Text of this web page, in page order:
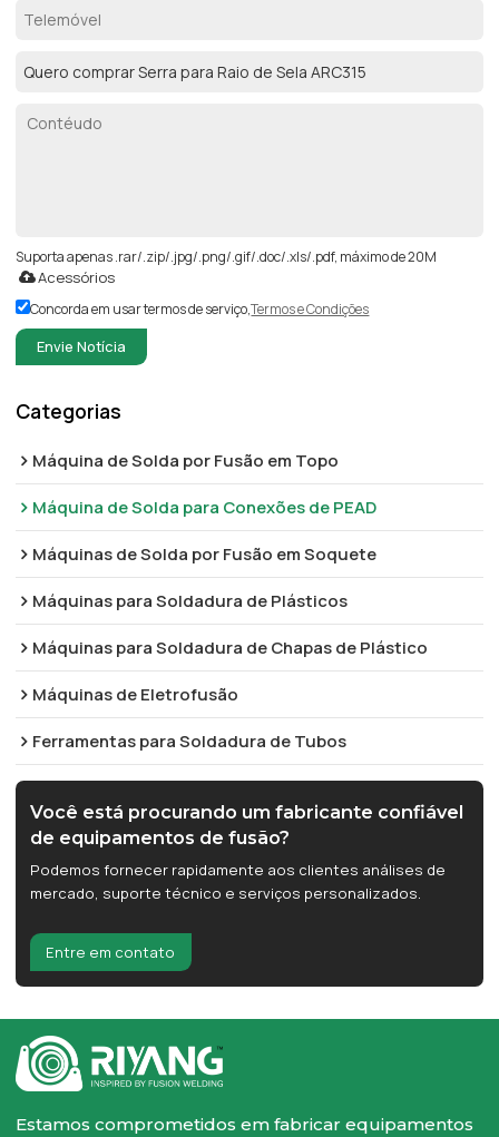
Suporta apenas .rar/.zip/.jpg/.png/.gif/.doc/.xls/.pdf, máximo de 20M
Acessórios
Concorda em usar termos de serviço,Termos e Condições
Envie Notícia
Categorias
Máquina de Solda por Fusão em Topo
Máquina de Solda para Conexões de PEAD
Máquinas de Solda por Fusão em Soquete
Máquinas para Soldadura de Plásticos
Máquinas para Soldadura de Chapas de Plástico
Máquinas de Eletrofusão
Ferramentas para Soldadura de Tubos
Você está procurando um fabricante confiável
de equipamentos de fusão?
Podemos fornecer rapidamente aos clientes análises de
mercado, suporte técnico e serviços personalizados.
Entre em contato
Estamos comprometidos em fabricar equipamentos